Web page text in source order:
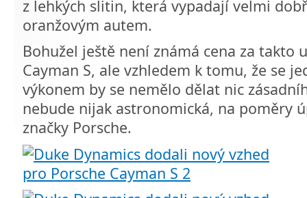
z lehkých slitin, která vypadají velmi
oranžovým autem.
Bohužel ještě není známá cena za takto
Cayman S, ale vzhledem k tomu, že se
výkonem by se nemělo dělat nic
nebude nijak astronomická, na poměry
značky Porsche.